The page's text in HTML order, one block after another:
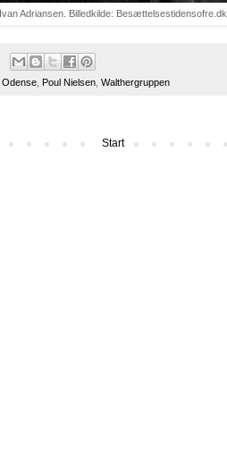
Ivan Adriansen. Billedkilde: Besættelsestidensofre.dk
Odense Poul Nielsen Walthergruppen
Start